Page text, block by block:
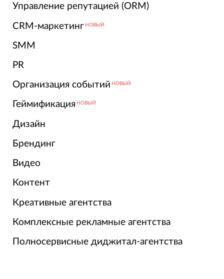
Управление репутацией (ORM)
CRM-маркетинг НОВЫЙ
SMM
PR
Организация событий НОВЫЙ
Геймификация НОВЫЙ
Дизайн
Брендинг
Видео
Контент
Креативные агентства
Комплексные рекламные агентства
Полносервисные диджитал-агентства